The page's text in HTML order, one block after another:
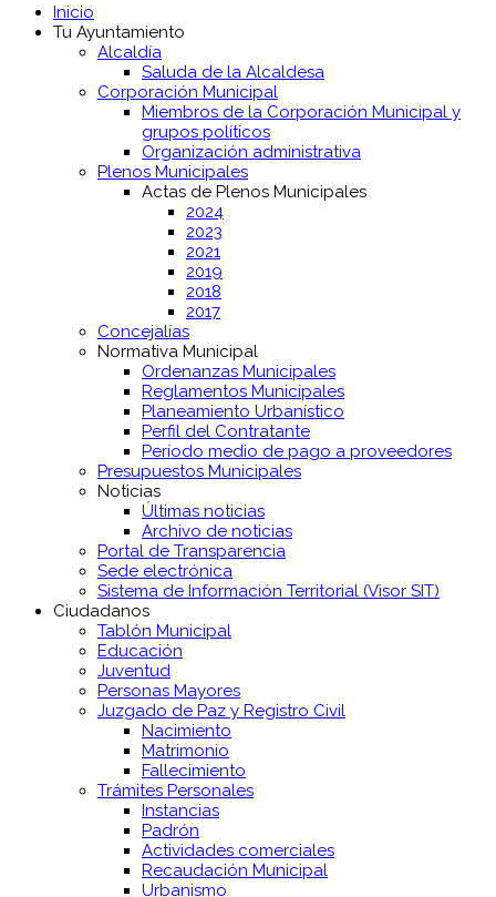
Inicio
Tu Ayuntamiento
Alcaldía
Saluda de la Alcaldesa
Corporación Municipal
Miembros de la Corporación Municipal y
grupos políticos
Organización administrativa
Plenos Municipales
Actas de Plenos Municipales
2024
2023
2021
2019
2018
2017
Concejalías
Normativa Municipal
Ordenanzas Municipales
Reglamentos Municipales
Planeamiento Urbanístico
Perfil del Contratante
Período medio de pago a proveedores
Presupuestos Municipales
Noticias
Últimas noticias
Archivo de noticias
Portal de Transparencia
Sede electrónica
Sistema de Información Territorial (Visor SIT)
Ciudadanos
Tablón Municipal
Educación
Juventud
Personas Mayores
Juzgado de Paz y Registro Civil
Nacimiento
Matrimonio
Fallecimiento
Trámites Personales
Instancias
Padrón
Actividades comerciales
Recaudación Municipal
Urbanismo